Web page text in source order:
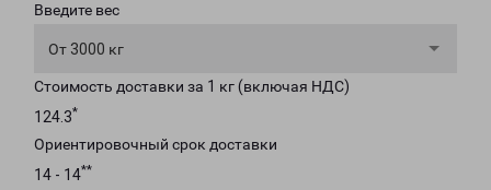
Введите вес
От 3000 кг
Стоимость доставки за 1 кг (включая НДС)
124.3*
Ориентировочный срок доставки
14 - 14**